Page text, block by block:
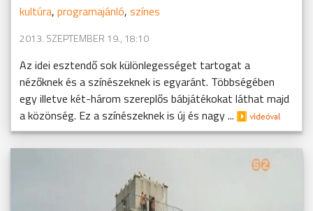
kultúra, programajánló, színes
2013. SZEPTEMBER 19., 18:10
Az idei esztendő sok különlegességet tartogat a
nézőknek és a színészeknek is egyaránt. Többségében
egy illetve két-három szereplős bábjátékokat láthat majd
a közönség. Ez a színészeknek is új és nagy ...